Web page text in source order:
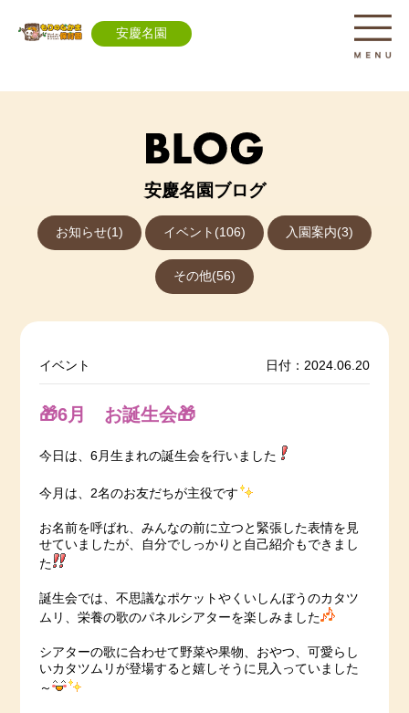
安慶名園
安慶名園ブログ
お知らせ(1) イベント(106) 入園案内(3)
その他(56)
イベント 日付：2024.06.20
🎁6月 お誕生会🎁
今日は、6月生まれの誕生会を行いました
今月は、2名のお友だちが主役です
お名前を呼ばれ、みんなの前に立つと緊張した表情を見
せていましたが、自分でしっかりと自己紹介もできまし
た
誕生会では、不思議なポケットやくいしんぼうのカタツ
ムリ、栄養の歌のパネルシアターを楽しみました
シアターの歌に合わせて野菜や果物、おやつ、可愛らし
いカタツムリが登場すると嬉しそうに見入っていました
～